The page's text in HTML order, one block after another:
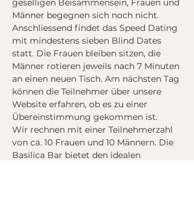
geselligen Beisammensein, Frauen und
Männer begegnen sich noch nicht.
Anschliessend findet das Speed Dating
mit mindestens sieben Blind Dates
statt. Die Frauen bleiben sitzen, die
Männer rotieren jeweils nach 7 Minuten
an einen neuen Tisch. Am nächsten Tag
können die Teilnehmer über unsere
Website erfahren, ob es zu einer
Übereinstimmung gekommen ist.
Wir rechnen mit einer Teilnehmerzahl
von ca. 10 Frauen und 10 Männern. Die
Basilica Bar bietet den idealen